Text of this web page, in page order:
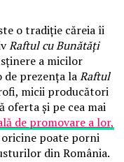
o tradiție căreia îi
Raftul cu Bunătăți
a micilor
prezența laRaftul
micii producători
oferta și pe cea mai
de promovare a lor,
poate porni
din România.